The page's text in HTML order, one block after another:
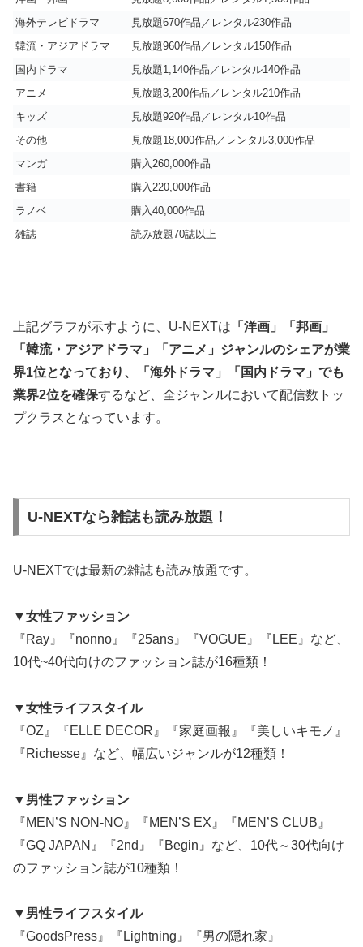
海外テレビドラマ
見放題670作品／レンタル230作品
韓流・アジアドラマ
見放題960作品／レンタル150作品
国内ドラマ
見放題1,140作品／レンタル140作品
アニメ
見放題3,200作品／レンタル210作品
キッズ
見放題920作品／レンタル10作品
その他
見放題18,000作品／レンタル3,000作品
マンガ
購入260,000作品
書籍
購入220,000作品
ラノベ
購入40,000作品
雑誌
読み放題70誌以上
上記グラフが示すように、U-NEXTは 「洋画」「邦画」
「韓流・アジアドラマ」「アニメ」ジャンルのシェアが業
界1位となっており、「海外ドラマ」「国内ドラマ」でも
業界2位を確保するなど、全ジャンルにおいて配信数トッ
プクラスとなっています。
U-NEXTなら雑誌も読み放題！
U-NEXTでは最新の雑誌も読み放題です。
▼女性ファッション
『Ray』『nonno』『25ans』『VOGUE』『LEE』など、
10代~40代向けのファッション誌が16種類！
▼女性ライフスタイル
『OZ』『ELLE DECOR』『家庭画報』『美しいキモノ』
『Richesse』など、幅広いジャンルが12種類！
▼男性ファッション
『MEN’S NON-NO』『MEN’S EX』『MEN’S CLUB』
『GQ JAPAN』『2nd』『Begin』など、10代～30代向け
のファッション誌が10種類！
▼男性ライフスタイル
『GoodsPress』『Lightning』『男の隠れ家』